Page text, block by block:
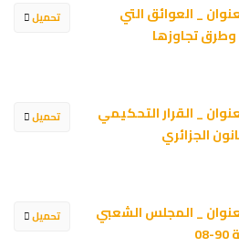
تحميل
_ العوائق التي
تجاوزها
تحميل
_ القرار التحكيمي
الجزائري
تحميل
_ المجلس الشعبي